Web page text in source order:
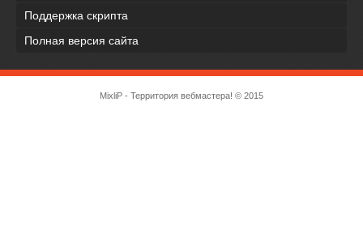
Поддержка скрипта
Полная версия сайта
MixliP - Территория вебмастера! © 2015